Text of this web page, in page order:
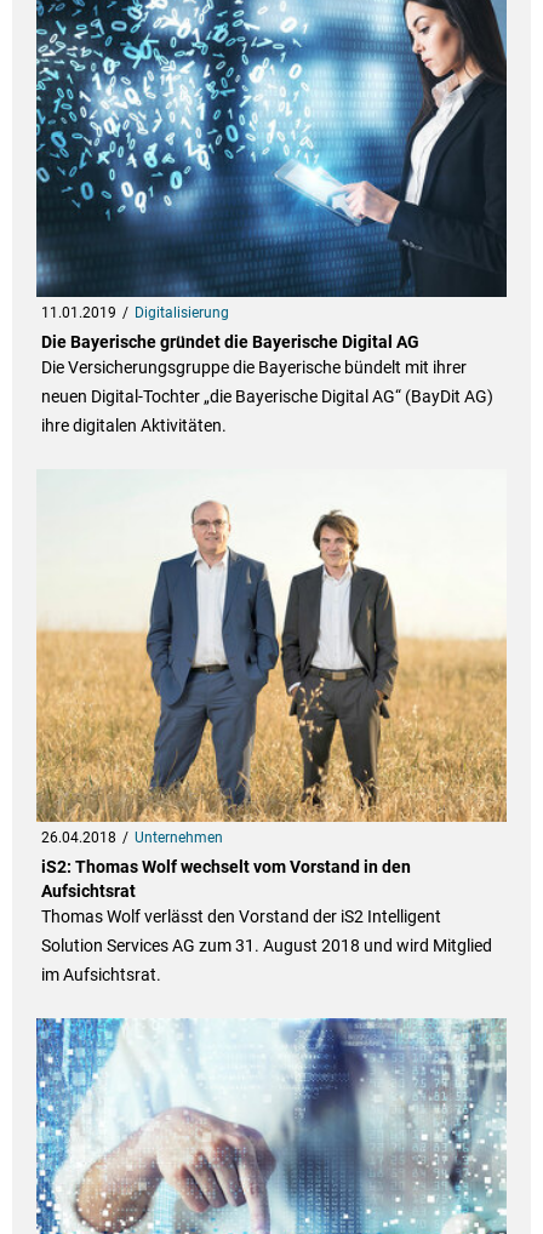
11.01.2019 Digitalisierung
Die Bayerische gründet die Bayerische Digital AG
Die Versicherungsgruppe die Bayerische bündelt mit ihrer
neuen Digital-Tochter „die Bayerische Digital AG“ (BayDit AG)
ihre digitalen Aktivitäten.
26.04.2018 Unternehmen
iS2: Thomas Wolf wechselt vom Vorstand in den
Aufsichtsrat
Thomas Wolf verlässt den Vorstand der iS2 Intelligent
Solution Services AG zum 31. August 2018 und wird Mitglied
im Aufsichtsrat.